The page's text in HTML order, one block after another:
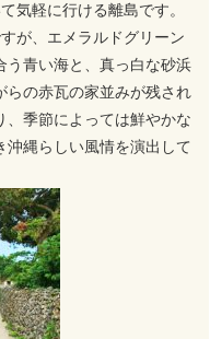
気軽に行ける離島です。
が、エメラルドグリーン
う青い海と、真っ白な砂浜
らの赤瓦の家並みが残され
、季節によっては鮮やかな
沖縄らしい風情を演出して